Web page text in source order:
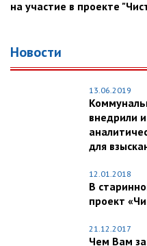
на участие в проекте
Новости
13.06.2019
внедрили
для
12.01.2018
В
проект
21.12.2017
Чем Вам